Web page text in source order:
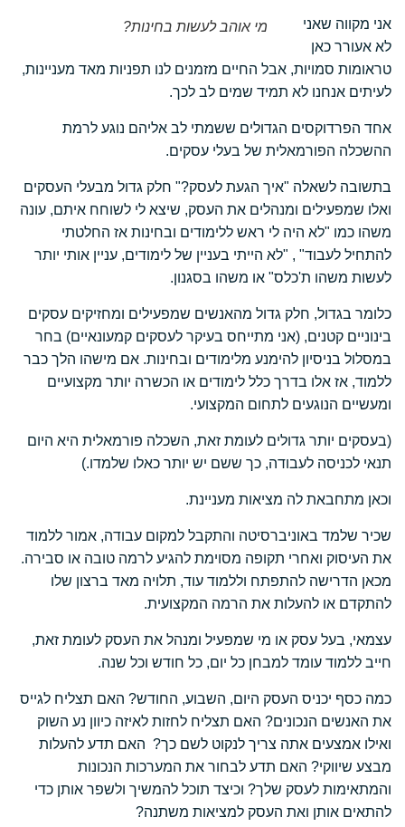
מי אוהב לעשות בחינות?
אני מקווה שאני
לא אעורר כאן
טראומות סמויות, אבל החיים מזמנים לנו תפניות מאד מעניינות,
לעיתים אנחנו לא תמיד שמים לב לכך.
אחד הפרדוקסים הגדולים ששמתי לב אליהם נוגע לרמת
ההשכלה הפורמאלית של בעלי עסקים.
בתשובה לשאלה "איך הגעת לעסק?" חלק גדול מבעלי העסקים
ואלו שמפעילים ומנהלים את העסק, שיצא לי לשוחח איתם, עונה
משהו כמו "לא היה לי ראש ללימודים ובחינות אז החלטתי
להתחיל לעבוד" , "לא הייתי בעניין של לימודים, עניין אותי יותר
לעשות משהו ת'כלס" או משהו בסגנון.
כלומר בגדול, חלק גדול מהאנשים שמפעילים ומחזיקים עסקים
בינוניים קטנים, (אני מתייחס בעיקר לעסקים קמעונאיים) בחר
במסלול בניסיון להימנע מלימודים ובחינות. אם מישהו הלך כבר
ללמוד, אז אלו בדרך כלל לימודים או הכשרה יותר מקצועיים
ומעשיים הנוגעים לתחום המקצועי.
(בעסקים יותר גדולים לעומת זאת, השכלה פורמאלית היא היום
תנאי לכניסה לעבודה, כך ששם יש יותר כאלו שלמדו.)
וכאן מתחבאת לה מציאות מעניינת.
שכיר שלמד באוניברסיטה והתקבל למקום עבודה, אמור ללמוד
את העיסוק ואחרי תקופה מסוימת להגיע לרמה טובה או סבירה.
מכאן הדרישה להתפתח וללמוד עוד, תלויה מאד ברצון שלו
להתקדם או להעלות את הרמה המקצועית.
עצמאי, בעל עסק או מי שמפעיל ומנהל את העסק לעומת זאת,
חייב ללמוד עומד למבחן כל יום, כל חודש וכל שנה.
כמה כסף יכניס העסק היום, השבוע, החודש? האם תצליח לגייס
את האנשים הנכונים? האם תצליח לחזות לאיזה כיוון נע השוק
ואילו אמצעים אתה צריך לנקוט לשם כך? האם תדע להעלות
מבצע שיווקי? האם תדע לבחור את המערכות הנכונות
והמתאימות לעסק שלך? וכיצד תוכל להמשיך ולשפר אותן כדי
להתאים אותן ואת העסק למציאות משתנה?